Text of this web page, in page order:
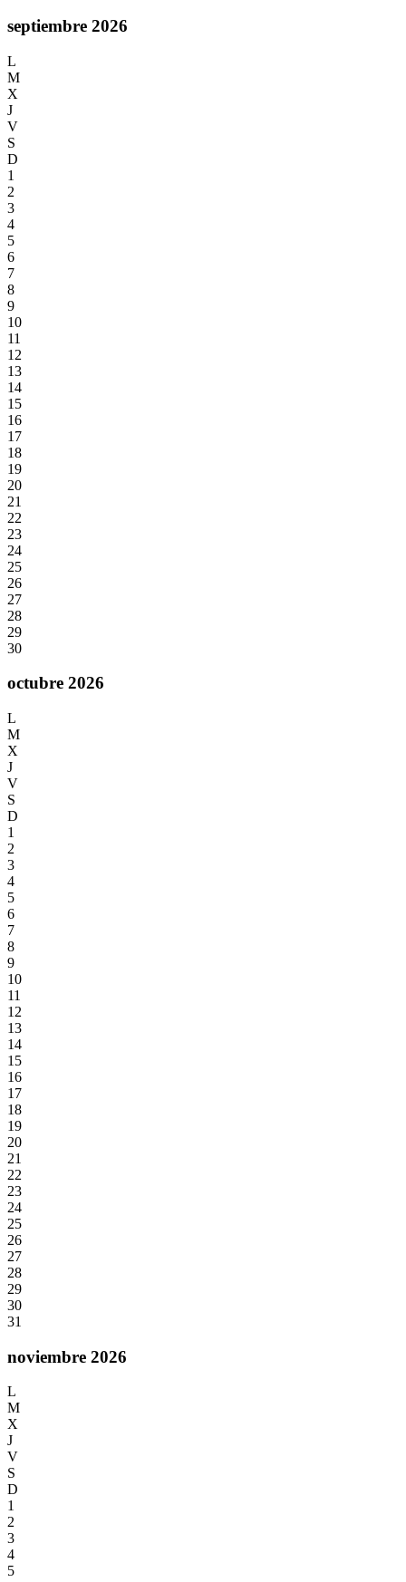
septiembre 2026
L
M
X
J
V
S
D
1
2
3
4
5
6
7
8
9
10
11
12
13
14
15
16
17
18
19
20
21
22
23
24
25
26
27
28
29
30
octubre 2026
L
M
X
J
V
S
D
1
2
3
4
5
6
7
8
9
10
11
12
13
14
15
16
17
18
19
20
21
22
23
24
25
26
27
28
29
30
31
noviembre 2026
L
M
X
J
V
S
D
1
2
3
4
5